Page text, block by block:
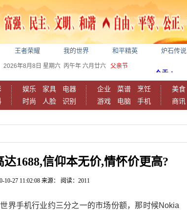
王者荣耀 我的世界 和平精英 炉石传说
2026年8月8日 星期六 丙午年 六月廿六 父亲节
娱乐 家具
电器
时尚
人脸 识别
企业 菜谱
烹饪
游戏
电脑 手机
美食
商讯
达1688,信仰本无价,情怀价更高?
10-27 11:02:08 来源： 阅读：2011
界手机行业约三分之一的市场份额，那时候Nokia